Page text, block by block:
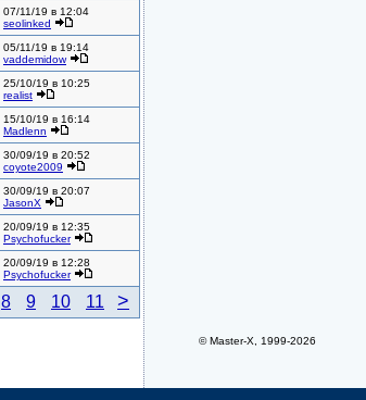
07/11/19 в 12:04
seolinked
05/11/19 в 19:14
vaddemidow
25/10/19 в 10:25
realist
15/10/19 в 16:14
Madlenn
30/09/19 в 20:52
coyote2009
30/09/19 в 20:07
JasonX
20/09/19 в 12:35
Psychofucker
20/09/19 в 12:28
Psychofucker
8 9 10 11 >
© Master-X, 1999-2026